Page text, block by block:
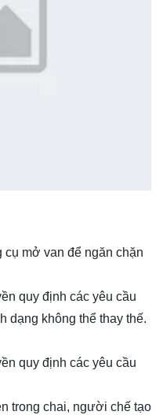
mở van để ngăn chặn
quy định các yêu cầu
dạng không thể thay thế.
quy định các yêu cầu
trong chai, người chế tạo